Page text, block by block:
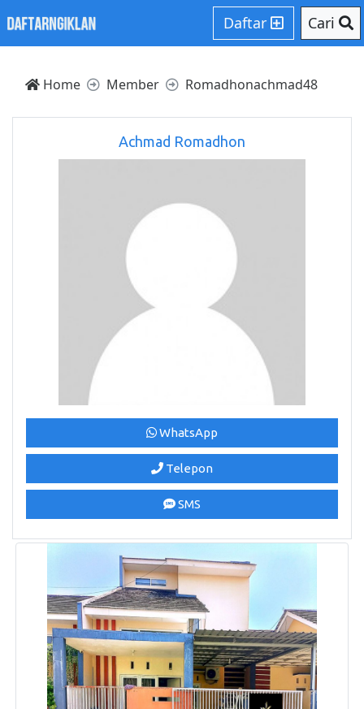
Daftar Cari
Home Member Romadhonachmad48
Achmad Romadhon
WhatsApp
Telepon
SMS